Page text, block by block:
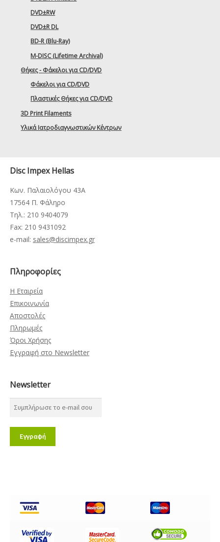
DVD±RW
DVD±R DL
BD-R (Blu-Ray)
M-DISC (Lifetime Archival)
Θήκες - Φάκελοι για CD/DVD
Φάκελοι για CD/DVD
Πλαστικές Θήκες για CD/DVD
3D Print Filaments
Υλικά Ιατροδιαγνωστικών Κέντρων
Disc Impex Hellas
Κων. Παλαιολόγου 43Α
17564 Π. Φάληρο
Τηλ.: 210 9404079
Fax: 210 9431092
e-mail: sales@discimpex.gr
Πληροφορίες
Η Εταιρεία
Επικοινωνία
Αποστολές
Πληρωμές
Όροι Χρήσης
Εγγραφή στο Newsletter
Newsletter